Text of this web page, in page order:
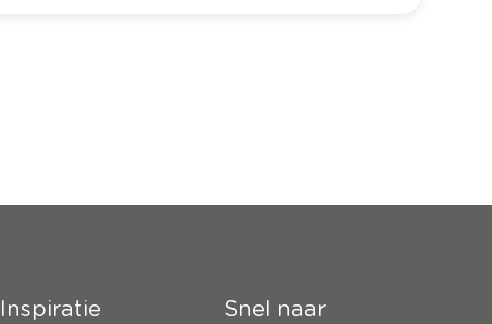
Inspiratie Snel naar